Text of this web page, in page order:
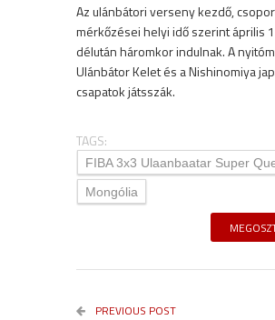
Az ulánbátori verseny kezdő,
mérkőzései helyi idő szerint április
délután háromkor indulnak. A
Ulánbátor Kelet és a Nishinomiya
csapatok játsszák.
TAGS:
FIBA 3x3 Ulaanbaatar Super
Mongólia
PREVIOUS POST